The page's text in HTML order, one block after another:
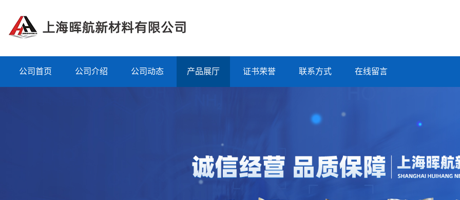
公司首页 公司介绍 公司动态 产品展厅 证书荣誉 联系方式 在线留言